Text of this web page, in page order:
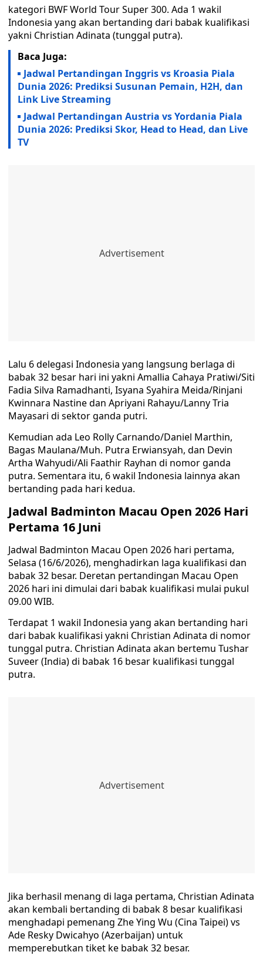
kategori BWF World Tour Super 300. Ada 1 wakil
Indonesia yang akan bertanding dari babak kualifikasi
yakni Christian Adinata (tunggal putra).
Baca Juga:
Jadwal Pertandingan Inggris vs Kroasia Piala
Dunia 2026: Prediksi Susunan Pemain, H2H, dan
Link Live Streaming
Jadwal Pertandingan Austria vs Yordania Piala
Dunia 2026: Prediksi Skor, Head to Head, dan Live
TV
Lalu 6 delegasi Indonesia yang langsung berlaga di
babak 32 besar hari ini yakni Amallia Cahaya Pratiwi/Siti
Fadia Silva Ramadhanti, Isyana Syahira Meida/Rinjani
Kwinnara Nastine dan Apriyani Rahayu/Lanny Tria
Mayasari di sektor ganda putri.
Kemudian ada Leo Rolly Carnando/Daniel Marthin,
Bagas Maulana/Muh. Putra Erwiansyah, dan Devin
Artha Wahyudi/Ali Faathir Rayhan di nomor ganda
putra. Sementara itu, 6 wakil Indonesia lainnya akan
bertanding pada hari kedua.
Jadwal Badminton Macau Open 2026 Hari
Pertama 16 Juni
Jadwal Badminton Macau Open 2026 hari pertama,
Selasa (16/6/2026), menghadirkan laga kualifikasi dan
babak 32 besar. Deretan pertandingan Macau Open
2026 hari ini dimulai dari babak kualifikasi mulai pukul
09.00 WIB.
Terdapat 1 wakil Indonesia yang akan bertanding hari
dari babak kualifikasi yakni Christian Adinata di nomor
tunggal putra. Christian Adinata akan bertemu Tushar
Suveer (India) di babak 16 besar kualifikasi tunggal
putra.
Jika berhasil menang di laga pertama, Christian Adinata
akan kembali bertanding di babak 8 besar kualifikasi
menghadapi pemenang Zhe Ying Wu (Cina Taipei) vs
Ade Resky Dwicahyo (Azerbaijan) untuk
memperebutkan tiket ke babak 32 besar.